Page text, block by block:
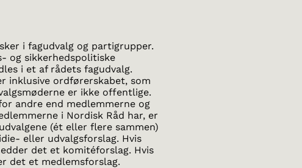
i fagudvalg og partigrupper.
og sikkerhedspolitiske
i et af rådets fagudvalg.
inklusive ordførerskabet, som
er ikke offentlige.
andre end medlemmerne og
i Nordisk Råd har, er
(ét eller flere sammen)
eller udvalgsforslag. Hvis
det et komitéforslag. Hvis
det et medlemsforslag.